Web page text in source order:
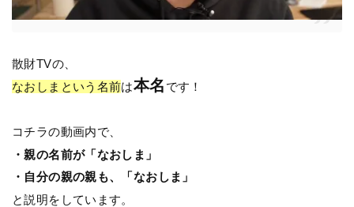
散財TVの、
なおしまという名前は本名 です！
コチラの動画内で、
・親の名前が「なおしま」
・自分の親の親も、「なおしま」
と説明をしています。